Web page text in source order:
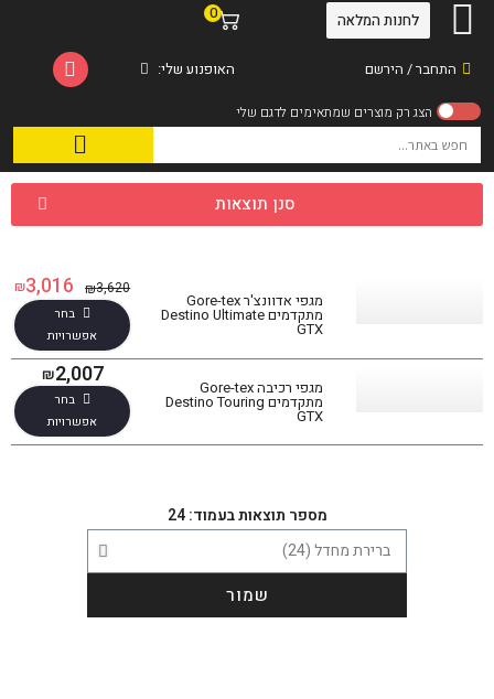
התחבר / הירשם
0
האופנוע שלי:
לחנות המלאה
סנן תוצאות
מגפי אדוונצ'ר Gore-tex
מתקדמים Destino Ultimate
GTX
₪3,620
₪3,016
בחר
אפשרויות
מגפי רכיבה Gore-tex
מתקדמים Destino Touring
GTX
₪2,007
בחר
אפשרויות
מספר תוצאות בעמוד: 24
שמור